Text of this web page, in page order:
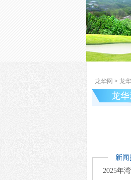
龙华网 > 龙
龙华
新
2025年